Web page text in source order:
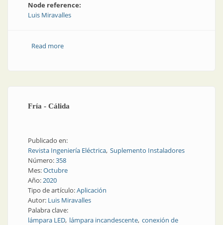
Node reference:
Luis Miravalles
Read moreabout Rosca Edison
Fría - Cálida
Publicado en:
Revista Ingeniería Eléctrica Suplemento Instaladores
Número:358
Mes:Octubre
Año:2020
Tipo de artículo:Aplicación
Autor: Luis Miravalles
Palabra clave:
lámpara LED lámpara incandescente conexión de